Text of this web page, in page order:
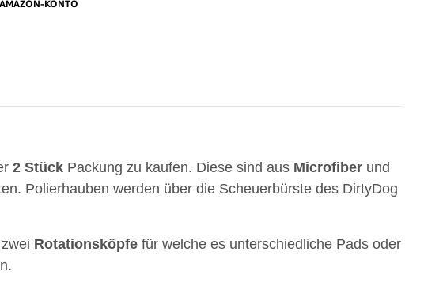
2 Stück Packung zu kaufen. Diese sind aus Microfiber und
Polierhauben werden über die Scheuerbürste des DirtyDog
Rotationsköpfe für welche es unterschiedliche Pads oder